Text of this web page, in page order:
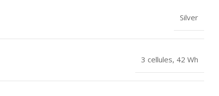
Silver
3 cellules, 42 Wh